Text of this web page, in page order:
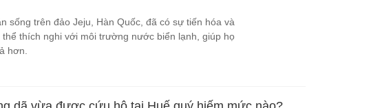
sống trên đảo Jeju, Hàn Quốc, đã có sự tiến hóa và
thích nghi với môi trường nước biển lạnh, giúp họ
hơn.